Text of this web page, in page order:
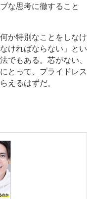
な思考に徹すること
か特別なことをしなけ
ければならない」とい
でもある。芯がない、
とって、プライドレス
えるはずだ。